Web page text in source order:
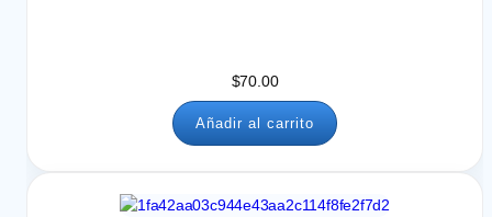
$70.00
Añadir al carrito